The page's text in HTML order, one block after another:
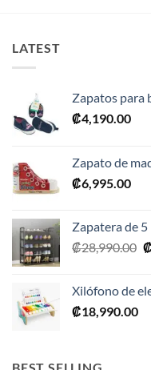
LATEST
Zapatos para
₡4,190.00
Zapato de
₡6,995.00
Zapatera de
₡28,990.00 El
₡
Xilófono de
₡18,990.00